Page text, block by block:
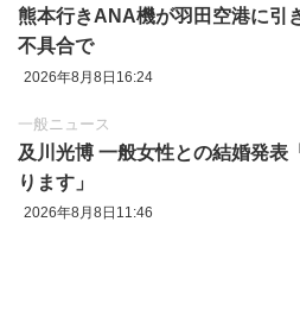
熊本行きANA機が羽田空港に引
不具合で
2026年8月8日16:24
一般ニュース
及川光博 一般女性との結婚発表
ります」
2026年8月8日11:46